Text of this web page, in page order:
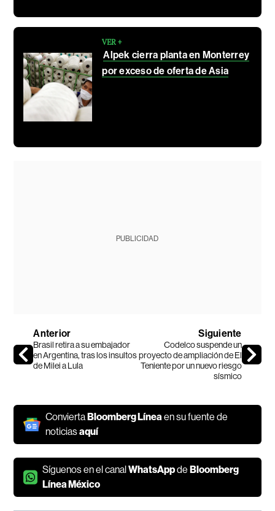
VER +
Alpek cierra planta en Monterrey
por exceso de oferta de Asia
PUBLICIDAD
Anterior
Brasil retira a su embajador
en Argentina, tras los insultos
de Milei a Lula
Siguiente
Codelco suspende un
proyecto de ampliación de El
Teniente por un nuevo riesgo
sísmico
ConviertaBloomberg Líneaen su fuente de
noticiasaquí
Síguenos en el canalWhatsAppdeBloomberg
Línea México